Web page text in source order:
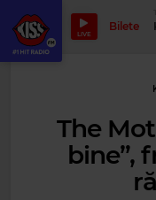
LIVE
Bilete
The
bine”,